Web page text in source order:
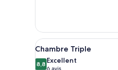
le
type
de
chambre
Chambre
Afficher
toutes
les
10
Chambre Triple
8,88,8 sur 10
Excellent
6 avis